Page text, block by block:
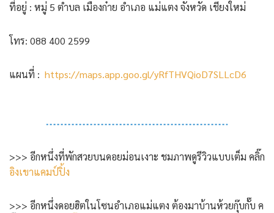
ที่อยู่ : หมู่ 5 ตำบล เมืองก๋าย อำเภอ แม่แตง จังหวัด เชียงใหม่
โทร: 088 400 2599
แผนที่ : https://maps.app.goo.gl/yRfTHVQioD7SLLcD6
>>> อีกหนึ่งที่พักสวยบนดอยม่อนเงาะ ชมภาพดูรีวิวแบบเต็ม คลิ๊ก
อิงเขาแคมป์ปิ้ง
>>> อีกหนึ่งดอยฮิตในโซนอำเภอแม่แตง ต้องมาบ้านห้วยกุ๊บกั๊บ ค